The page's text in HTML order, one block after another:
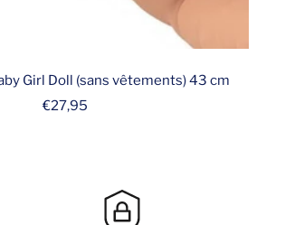
Girl Doll (sans vêtements) 43 cm
Prix
€27,95